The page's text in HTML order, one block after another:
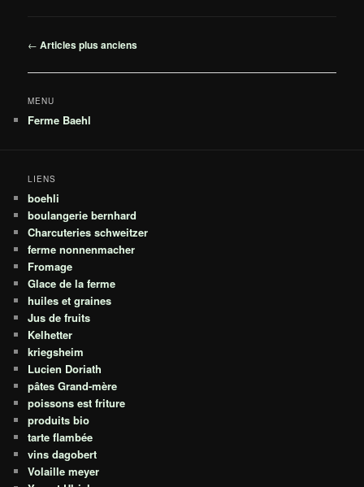
Navigation
articles
← Articles plus anciens
MENU
Ferme Baehl
LIENS
boehli
boulangerie bernhard
Charcuteries schweitzer
ferme nonnenmacher
Fromage
Glace de la ferme
huiles et graines
Jus de fruits
Kelhetter
kriegsheim
Lucien Doriath
pâtes Grand-mère
poissons est friture
produits bio
tarte flambée
vins dagobert
Volaille meyer